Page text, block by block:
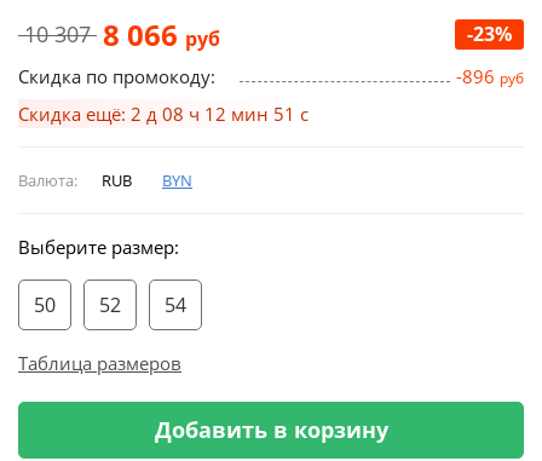
10 307 8 066 руб -23%
Скидка по промокоду: -896 руб
Скидка ещё: 2 д 08 ч 12 мин 50 с
Валюта: RUB BYN
Выберите размер:
50 52 54
Таблица размеров
Добавить в корзину